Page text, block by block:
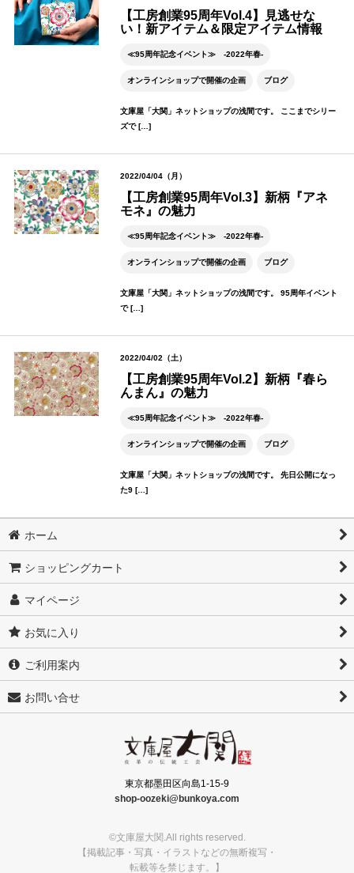
【工房創業95周年Vol.4】見逃せな
い！新アイテム＆限定アイテム情報
≪95周年記念イベント≫ -2022年春-
オンラインショップで開催の企画 ブログ
文庫屋「大関」ネットショップの浅間です。 ここまでシリー
ズで […]
2022/04/04（月）
【工房創業95周年Vol.3】新柄『アネ
モネ』の魅力
≪95周年記念イベント≫ -2022年春-
オンラインショップで開催の企画 ブログ
文庫屋「大関」ネットショップの浅間です。 95周年イベント
で […]
2022/04/02（土）
【工房創業95周年Vol.2】新柄『春ら
んまん』の魅力
≪95周年記念イベント≫ -2022年春-
オンラインショップで開催の企画 ブログ
文庫屋「大関」ネットショップの浅間です。 先日公開になっ
た9 […]
ホーム
ショッピングカート
マイページ
お気に入り
ご利用案内
お問い合せ
東京都墨田区向島1-15-9
shop-oozeki@bunkoya.com
©文庫屋大関.All rights reserved.
【掲載記事・写真・イラストなどの無断複写・
転載等を禁じます。】